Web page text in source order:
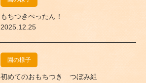
もちつきぺったん！
2025.12.25
園の様子
初めてのおもちつき つぼみ組